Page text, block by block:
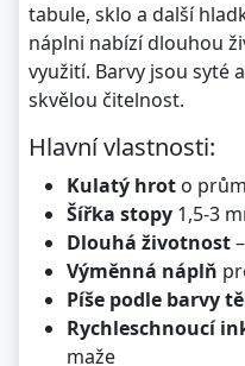
tabule, sklo a další
náplni nabízí dlouhou
využití. Barvy jsou syté
skvělou čitelnost.
Hlavní vlastnosti:
Kulatý hrot o
Šířka stopy 1,5-3
Dlouhá životnost
Výměnná náplň
Píše podle barvy
Rychleschnoucí
maže